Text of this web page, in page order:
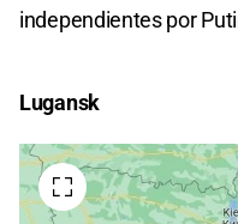
independientes por
Lugansk